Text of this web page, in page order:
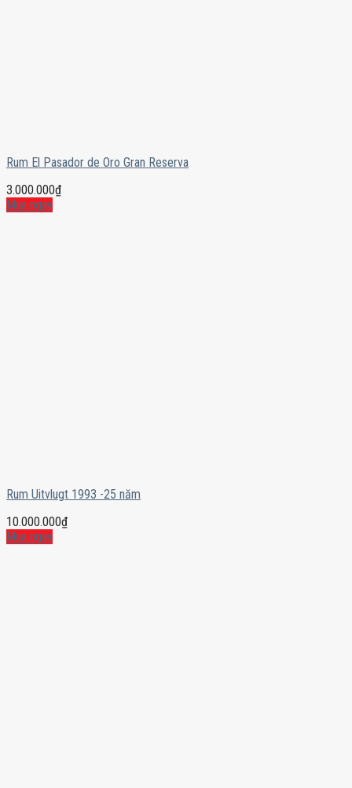
Rum El Pasador de Oro Gran Reserva
3.000.000₫
Mua ngay
Rum Uitvlugt 1993 -25 năm
10.000.000₫
Mua ngay